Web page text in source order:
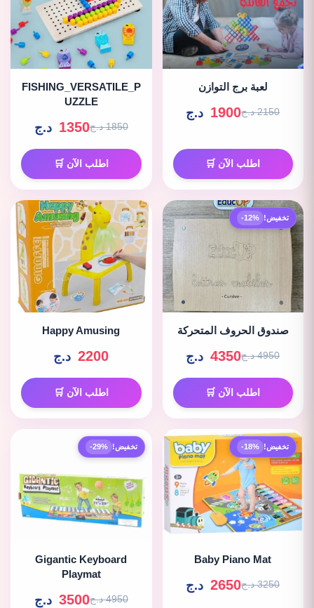
لعبة برج التوازن
2150 د.ج 1900 د.ج
اطلب الآن 🛒
FISHING_VERSATILE_P
UZZLE
1850 د.ج 1350 د.ج
اطلب الآن 🛒
تخفيض! -12%
صندوق الحروف المتحركة
4950 د.ج 4350 د.ج
اطلب الآن 🛒
Happy Amusing
2200 د.ج
اطلب الآن 🛒
تخفيض! -18%
Baby Piano Mat
3250 د.ج 2650 د.ج
تخفيض! -29%
Gigantic Keyboard
Playmat
4950 د.ج 3500 د.ج